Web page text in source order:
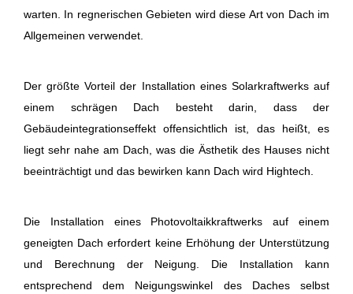
warten. In regnerischen Gebieten wird diese Art von Dach im
Allgemeinen verwendet.
Der größte Vorteil der Installation eines Solarkraftwerks auf
einem schrägen Dach besteht darin, dass der
Gebäudeintegrationseffekt offensichtlich ist, das heißt, es
liegt sehr nahe am Dach, was die Ästhetik des Hauses nicht
beeinträchtigt und das bewirken kann Dach wird Hightech.
Die Installation eines Photovoltaikkraftwerks auf einem
geneigten Dach erfordert keine Erhöhung der Unterstützung
und Berechnung der Neigung. Die Installation kann
entsprechend dem Neigungswinkel des Daches selbst